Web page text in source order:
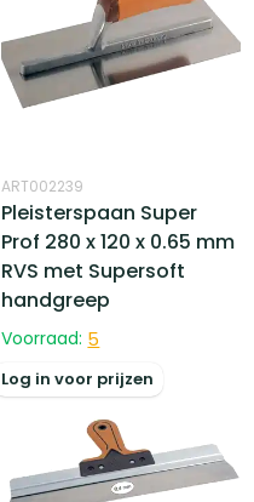
ART002239
Pleisterspaan Super
Prof 280 x 120 x 0.65 mm
RVS met Supersoft
handgreep
Voorraad: 5
Log in voor prijzen